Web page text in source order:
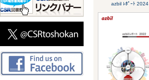
azbil ﾚﾎﾟｰﾄ 2024